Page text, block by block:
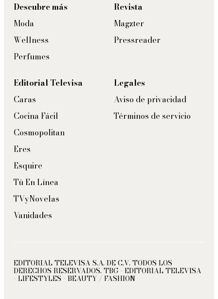
Descubre más
Moda
Wellness
Perfumes
Revista
Magzter
Pressreader
Editorial Televisa
Caras
Cocina Fácil
Cosmopolitan
Eres
Esquire
Tú En Línea
TVyNovelas
Vanidades
Legales
Aviso de privacidad
Términos de servicio
EDITORIAL TELEVISA S.A. DE C.V. TODOS LOS
DERECHOS RESERVADOS. TBG - EDITORIAL TELEVISA
- LIFESTYLES - BEAUTY / FASHION